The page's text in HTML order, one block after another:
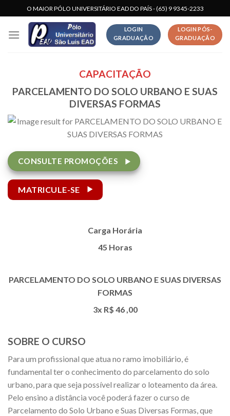
to
content
O MAIOR PÓLO UNIVERSITÁRIO EAD DO PAÍS - (65) 9 9345-2233
LOGIN
GRADUAÇÃO
LOGIN PÓS-
GRADUAÇÃO
CAPACITAÇÃO
PARCELAMENTO DO SOLO URBANO E SUAS
DIVERSAS FORMAS
CONSULTE PROMOÇÕES
MATRICULE-SE
Carga Horária
45 Horas
PARCELAMENTO DO SOLO URBANO E SUAS DIVERSAS
FORMAS
3x R$ 46 ,00
SOBRE O CURSO
Para um profissional que atua no ramo imobiliário, é
fundamental ter o conhecimento do parcelamento do solo
urbano, para que seja possível realizar o loteamento da área.
Pelo ensino a distância você poderá fazer o curso de
Parcelamento do Solo Urbano e Suas Diversas Formas, que